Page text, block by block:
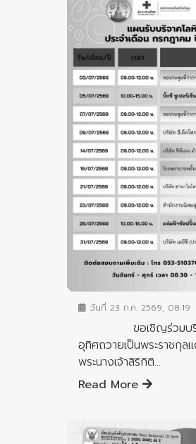
ข่าวประชาสัมพันธ์
วันที่ 23 ก.ค. 2569, 08:19
ขอเชิญร่วมบริจ
อุทิศถวายเป็นพระราชกุล
พระนางเจ้าสิริกิติ...
Read More